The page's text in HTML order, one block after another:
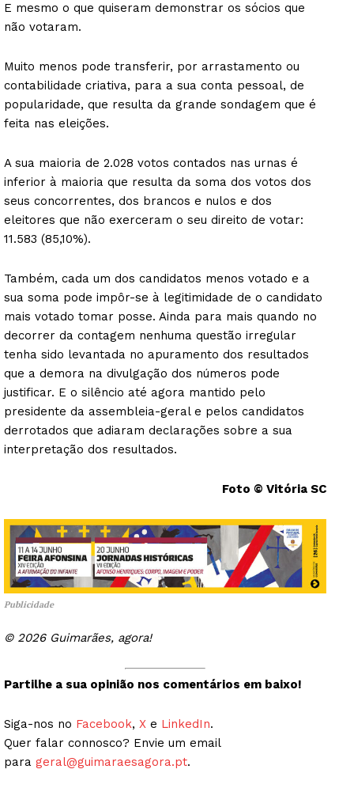
E mesmo o que quiseram demonstrar os sócios que
não votaram.
Muito menos pode transferir, por arrastamento ou
contabilidade criativa, para a sua conta pessoal, de
popularidade, que resulta da grande sondagem que é
feita nas eleições.
A sua maioria de 2.028 votos contados nas urnas é
inferior à maioria que resulta da soma dos votos dos
seus concorrentes, dos brancos e nulos e dos
eleitores que não exerceram o seu direito de votar:
11.583 (85,10%).
Também, cada um dos candidatos menos votado e a
sua soma pode impôr-se à legitimidade de o candidato
mais votado tomar posse. Ainda para mais quando no
decorrer da contagem nenhuma questão irregular
tenha sido levantada no apuramento dos resultados
que a demora na divulgação dos números pode
justificar. E o silêncio até agora mantido pelo
presidente da assembleia-geral e pelos candidatos
derrotados que adiaram declarações sobre a sua
interpretação dos resultados.
Foto © Vitória SC
Publicidade
© 2026 Guimarães, agora!
Partilhe a sua opinião nos comentários em baixo!
Siga-nos no Facebook, X e LinkedIn.
Quer falar connosco? Envie um email
para geral@guimaraesagora.pt.